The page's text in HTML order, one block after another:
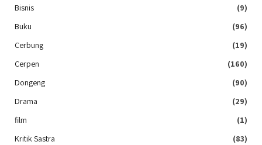
Bisnis
(9)
Buku
(96)
Cerbung
(19)
Cerpen
(160)
Dongeng
(90)
Drama
(29)
film
(1)
Kritik Sastra
(83)